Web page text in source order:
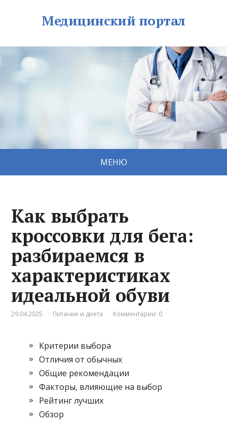
Медицинский портал
МЕНЮ
Как выбрать
кроссовки для бега:
разбираемся в
характеристиках
идеальной обуви
29.04.2025 Питание и диета Комментарии: 0
Критерии выбора
Отличия от обычных
Общие рекомендации
Факторы, влияющие на выбор
Рейтинг лучших
Обзор